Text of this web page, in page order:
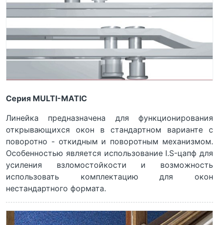
Серия MULTI-MATIC
Линейка предназначена для функционирования
открывающихся окон в стандартном варианте с
поворотно - откидным и поворотным механизмом.
Особенностью является использование I.S-цапф для
усиления взломостойкости и возможность
использовать комплектацию для окон
нестандартного формата.